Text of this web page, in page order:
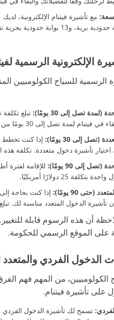
مطارًا، و16 بوابة حدودية برية،
الإلكترونية الرسمية
الرسمية للسياح الكولومبيين
تصل إلى 30 يومًا):
لمدة تصل إلى 30 يومًا من تاريخ الدخول.
إلى 30 يومًا):
إذا كنت تخطط
إلى 90 يومًا):
25 دولارًا أمريكيًا.
(حتى 90 يومًا):
إذا كنت بحاجة
أن هذه الرسوم قابلة
على الموقع الرسمي للحكومة.
الدخول الفردي والمتعدد
الكولومبيين، من المهم فهم
على تأشيرة فيتنام.
تسمح لك تأشيرة الدخول الفردي